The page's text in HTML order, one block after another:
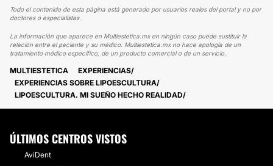
Todo el contenido de esta página está generado por usuarios reales del portal y no por
doctores o especialistas.
La información que aparece en Multiestetica.mx en ningún caso puede sustituir la
relación entre el paciente y su médico. Multiestetica.mx no hace apología de un
tratamiento médico específico, de un producto comercial o de un servicio.
MULTIESTETICA
EXPERIENCIAS
EXPERIENCIAS SOBRE LIPOESCULTURA
LIPOESCULTURA. MI SUEÑO HECHO REALIDAD
ÚLTIMOS CENTROS VISTOS
AviDent